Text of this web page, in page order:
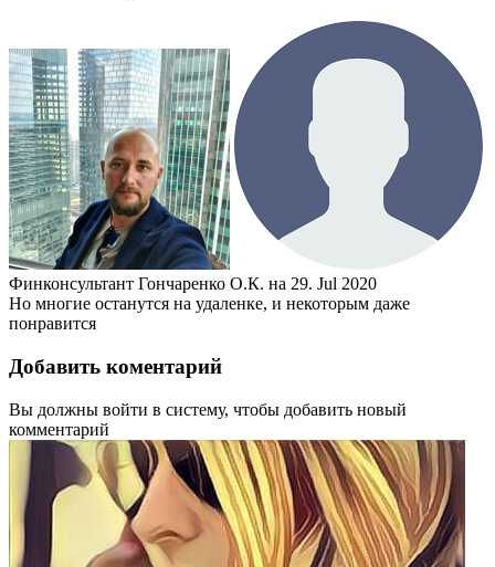
Финконсультант Гончаренко О.К. на 29. Jul 2020
Но многие останутся на удаленке, и некоторым даже
понравится
Добавить коментарий
Вы должны войти в систему, чтобы добавить новый
комментарий